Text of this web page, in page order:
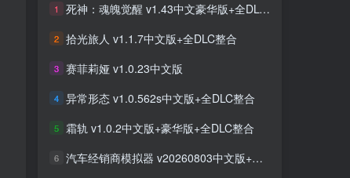
1 死神：魂魄觉醒 v1.43中文豪华版+全DLC整合
2 拾光旅人 v1.1.7中文版+全DLC整合
3 赛菲莉娅 v1.0.23中文版
4 异常形态 v1.0.562s中文版+全DLC整合
5 霜轨 v1.0.2中文版+豪华版+全DLC整合
6 汽车经销商模拟器 v20260803中文版+全DLC整合